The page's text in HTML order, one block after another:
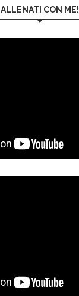
ALLENATI CON ME!